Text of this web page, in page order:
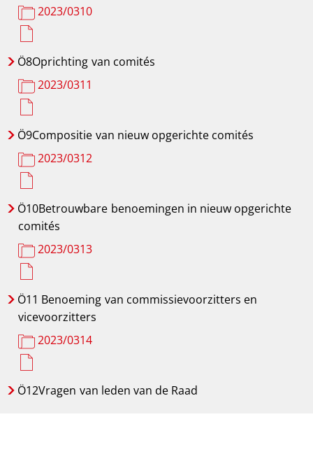
2023/0310
Ö8Oprichting van comités
2023/0311
Ö9Compositie van nieuw opgerichte comités
2023/0312
Ö10Betrouwbare benoemingen in nieuw opgerichte
comités
2023/0313
Ö11 Benoeming van commissievoorzitters en
vicevoorzitters
2023/0314
Ö12Vragen van leden van de Raad